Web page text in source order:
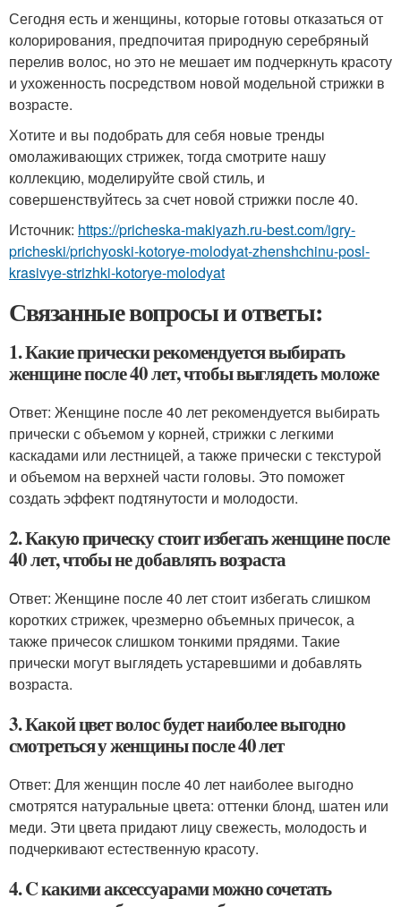
Сегодня есть и женщины, которые готовы отказаться от
колорирования, предпочитая природную серебряный
перелив волос, но это не мешает им подчеркнуть красоту
и ухоженность посредством новой модельной стрижки в
возрасте.
Хотите и вы подобрать для себя новые тренды
омолаживающих стрижек, тогда смотрите нашу
коллекцию, моделируйте свой стиль, и
совершенствуйтесь за счет новой стрижки после 40.
Источник: https://pricheska-makiyazh.ru-best.com/igry-
pricheski/prichyoski-kotorye-molodyat-zhenshchinu-posl-
krasivye-strizhki-kotorye-molodyat
Связанные вопросы и ответы:
1. Какие прически рекомендуется выбирать
женщине после 40 лет, чтобы выглядеть моложе
Ответ: Женщине после 40 лет рекомендуется выбирать
прически с объемом у корней, стрижки с легкими
каскадами или лестницей, а также прически с текстурой
и объемом на верхней части головы. Это поможет
создать эффект подтянутости и молодости.
2. Какую прическу стоит избегать женщине после
40 лет, чтобы не добавлять возраста
Ответ: Женщине после 40 лет стоит избегать слишком
коротких стрижек, чрезмерно объемных причесок, а
также причесок слишком тонкими прядями. Такие
прически могут выглядеть устаревшими и добавлять
возраста.
3. Какой цвет волос будет наиболее выгодно
смотреться у женщины после 40 лет
Ответ: Для женщин после 40 лет наиболее выгодно
смотрятся натуральные цвета: оттенки блонд, шатен или
меди. Эти цвета придают лицу свежесть, молодость и
подчеркивают естественную красоту.
4. C какими аксессуарами можно сочетать